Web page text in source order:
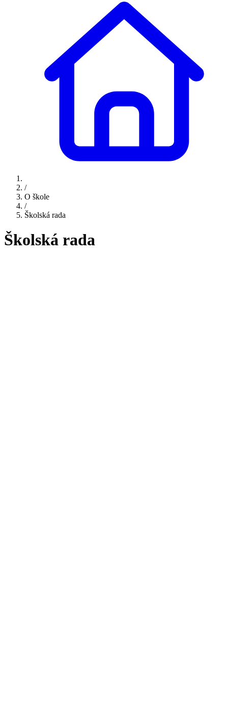
/
O škole
/
Školská rada
Školská rada